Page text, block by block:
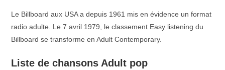
Le Billboard aux USA a depuis 1961 mis en évidence un format
radio adulte. Le 7 avril 1979, le classement Easy listening du
Billboard se transforme en Adult Contemporary.
Liste de chansons Adult pop